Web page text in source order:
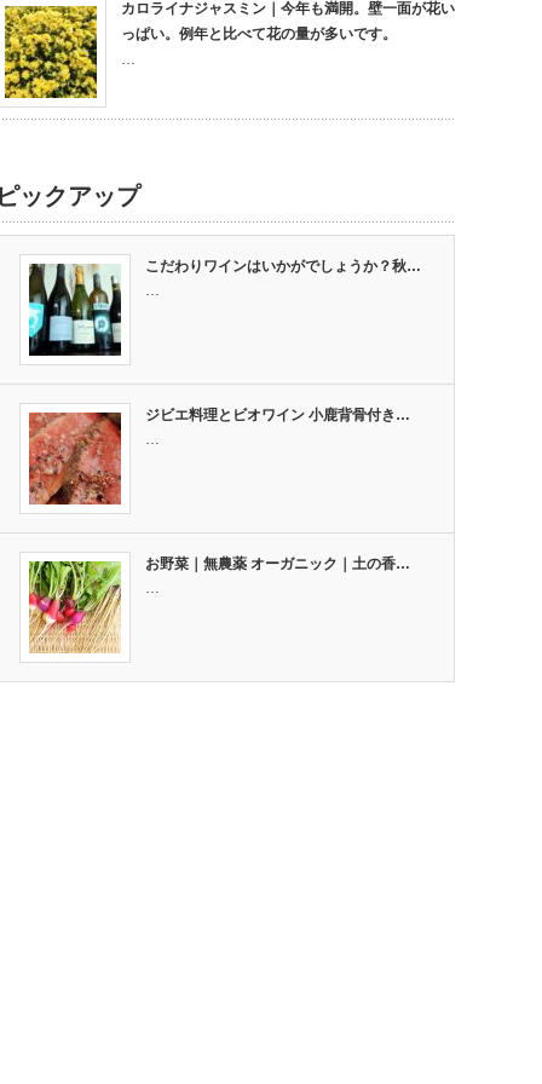
カロライナジャスミン｜今年も満開。壁一面が花い
っぱい。例年と比べて花の量が多いです。
…
ックアップ
こだわりワインはいかがでしょうか？秋…
…
ジビエ料理とビオワイン 小鹿背骨付き…
…
お野菜｜無農薬 オーガニック｜土の香…
…